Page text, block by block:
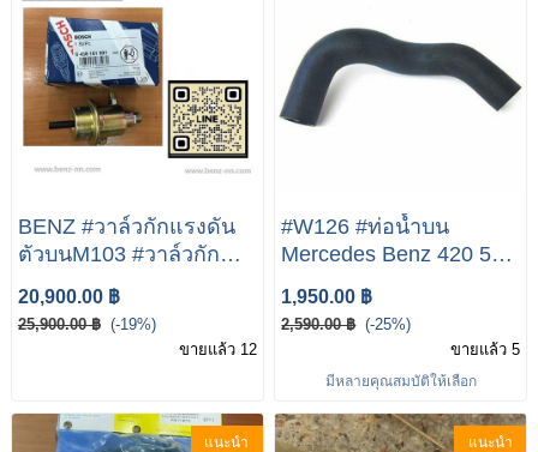
BENZ #วาล์วกักแรงดัน
ตัวบนM103 #วาล์วกัก
แรงดันตัวบนM102
(เครื่อง M102 M103)
W201(190E)
438 161 001
20,900.00 ฿
25,900.00 ฿ (-19%)
ขายแล้ว 12
#W126 #ท่อน้ำบน
Mercedes Benz 420 500
560 SE Sec
1,950.00 ฿
2,590.00 ฿ (-25%)
ขายแล้ว 5
มีหลายคุณสมบัติให้เลือก
แนะนำ แนะนำ